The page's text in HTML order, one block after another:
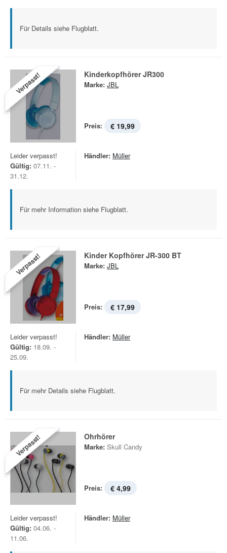
Für Details siehe Flugblatt.
Verpasst! Kinderkopfhörer JR300
Marke: JBL
Preis: € 19,99
Leider verpasst!
Gültig: 07.11. -
31.12.
Händler: Müller
Für mehr Information siehe Flugblatt.
Verpasst! Kinder Kopfhörer JR-300 BT
Marke: JBL
Preis: € 17,99
Leider verpasst!
Gültig: 18.09. -
25.09.
Händler: Müller
Für mehr Details siehe Flugblatt.
Verpasst! Ohrhörer
Marke: Skull Candy
Preis: € 4,99
Leider verpasst!
Gültig: 04.06. -
11.06.
Händler: Müller